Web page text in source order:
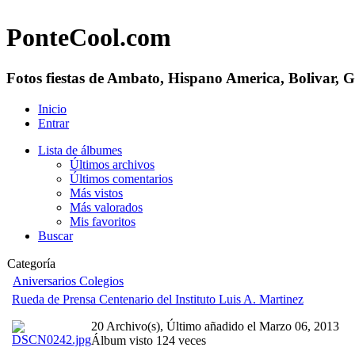
PonteCool.com
Fotos fiestas de Ambato, Hispano America, Bolivar,
Inicio
Entrar
Lista de álbumes
Últimos archivos
Últimos comentarios
Más vistos
Más valorados
Mis favoritos
Buscar
Categoría
Aniversarios Colegios
Rueda de Prensa Centenario del Instituto Luis A. Martinez
20 Archivo(s), Último añadido el Marzo 06, 2013
Álbum visto 124 veces